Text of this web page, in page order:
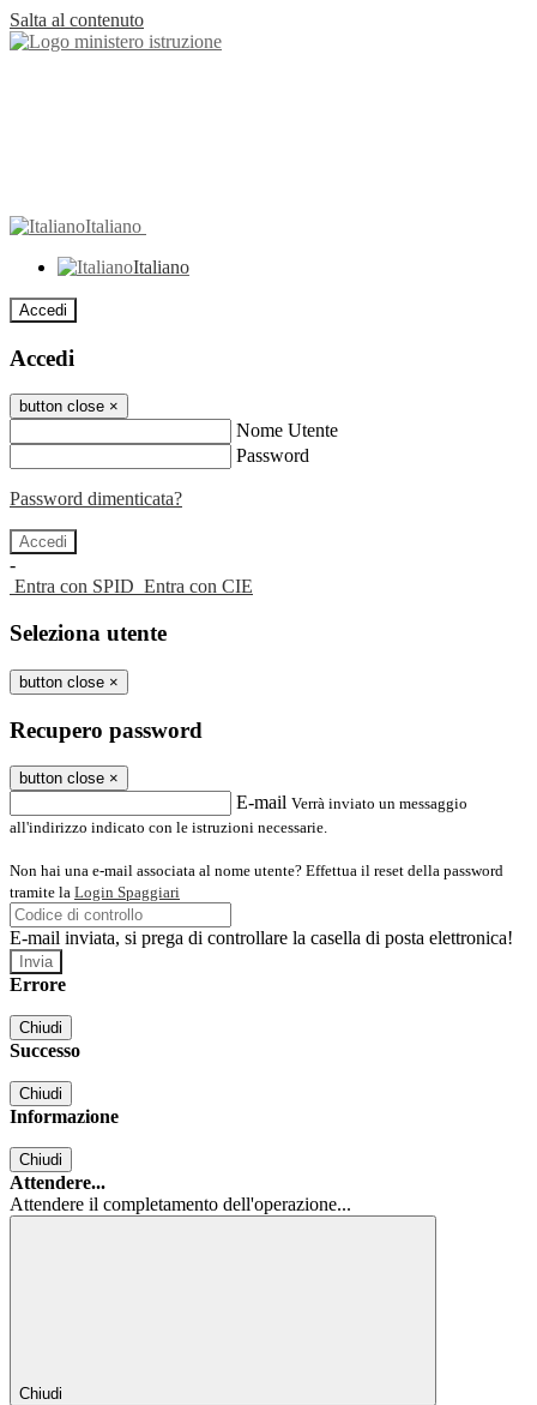
Salta al contenuto
Italiano
Italiano
Accedi
Accedi
button close ×
Nome Utente
Password
Password dimenticata?
-
Entra con SPID Entra con CIE
Seleziona utente
button close ×
Recupero password
button close ×
E-mail Verrà inviato un messaggio
all'indirizzo indicato con le istruzioni necessarie.
Non hai una e-mail associata al nome utente? Effettua il reset della password
tramite la Login Spaggiari
E-mail inviata, si prega di controllare la casella di posta elettronica!
Errore
Chiudi
Successo
Chiudi
Informazione
Chiudi
Attendere...
Attendere il completamento dell'operazione...
Chiudi